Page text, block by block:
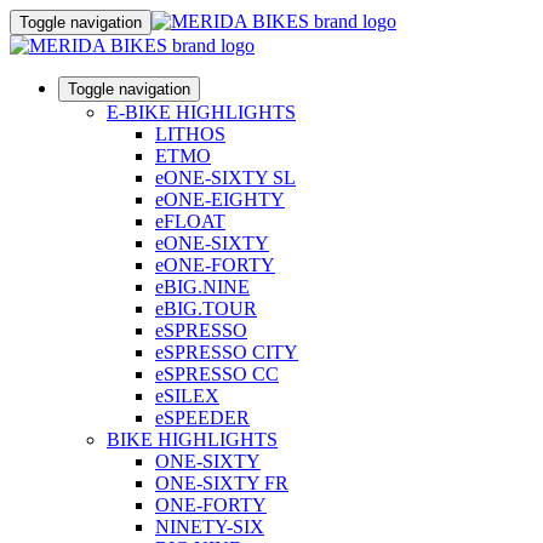
Toggle navigation
Toggle navigation
E-BIKE HIGHLIGHTS
LITHOS
ETMO
eONE-SIXTY SL
eONE-EIGHTY
eFLOAT
eONE-SIXTY
eONE-FORTY
eBIG.NINE
eBIG.TOUR
eSPRESSO
eSPRESSO CITY
eSPRESSO CC
eSILEX
eSPEEDER
BIKE HIGHLIGHTS
ONE-SIXTY
ONE-SIXTY FR
ONE-FORTY
NINETY-SIX